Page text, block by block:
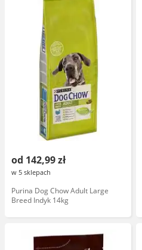
od 142,99 zł
w 5 sklepach
Purina Dog Chow Adult Large
Breed Indyk 14kg